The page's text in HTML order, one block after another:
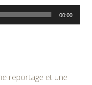
00:00
reportage et une